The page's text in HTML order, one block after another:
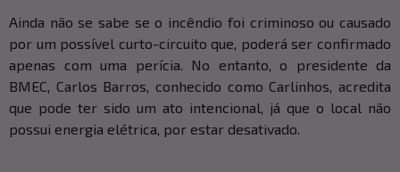
Ainda não se sabe se o incêndio foi criminoso ou causado
por um possível curto-circuito que, poderá ser confirmado
apenas com uma perícia. No entanto, o presidente da
BMEC, Carlos Barros, conhecido como Carlinhos, acredita
que pode ter sido um ato intencional, já que o local não
possui energia elétrica, por estar desativado.